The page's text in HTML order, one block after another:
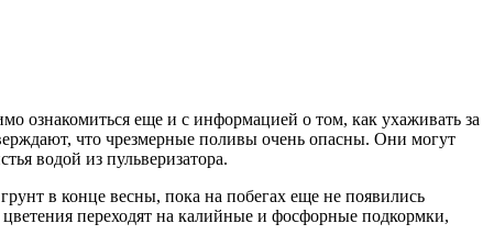
ознакомиться еще и с информацией о том, как ухаживать за
что чрезмерные поливы очень опасны. Они могут
водой из пульверизатора.
в конце весны, пока на побегах еще не появились
переходят на калийные и фосфорные подкормки,